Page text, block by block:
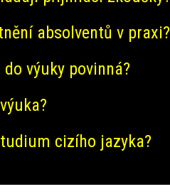
absolventů v praxi?
výuky povinná?
cizího jazyka?